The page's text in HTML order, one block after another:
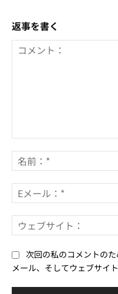
返事を書く
メ
ン
ト：
次回の私のコメントの
メール、そしてウェブサイ